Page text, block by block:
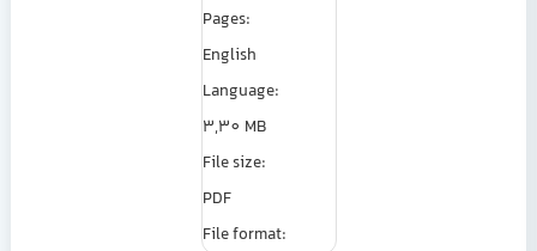
Pages:
English
Language:
3,30 MB
File size:
PDF
File format: